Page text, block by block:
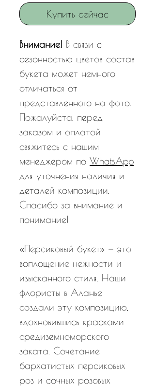
Купить сейчас
Внимание! В связи с
сезонностью цветов состав
букета может немного
отличаться от
представленного на фото.
Пожалуйста, перед
заказом и оплатой
свяжитесь с нашим
менеджером по WhatsApp
для уточнения наличия и
деталей композиции.
Спасибо за внимание и
понимание!
«Персиковый букет» — это
воплощение нежности и
изысканного стиля. Наши
флористы в Аланье
создали эту композицию,
вдохновившись красками
средиземноморского
заката. Сочетание
бархатистых персиковых
роз и сочных розовых